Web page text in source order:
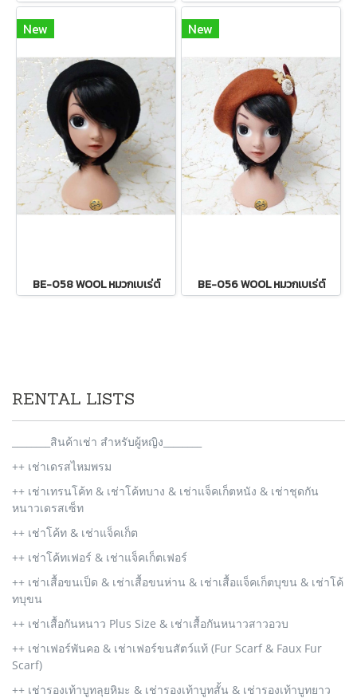
New
BE-058 WOOL หมวกเบเร่ต์
New
BE-056 WOOL หมวกเบเร่ต์
RENTAL LISTS
________สินค้าเช่า สำหรับผู้หญิง________
++ เช่าเดรสไหมพรม
++ เช่าเทรนโค้ท & เช่าโค้ทบาง & เช่าแจ็คเก็ตหนัง & เช่าชุดกัน
หนาวเดรสเซ็ท
++ เช่าโค้ท & เช่าแจ็คเก็ต
++ เช่าโค้ทเฟอร์ & เช่าแจ็คเก็ตเฟอร์
++ เช่าเสื้อขนเป็ด & เช่าเสื้อขนห่าน & เช่าเสื้อแจ็คเก็ตบุขน & เช่าโค้
ทบุขน
++ เช่าเสื้อกันหนาว Plus Size & เช่าเสื้อกันหนาวสาวอวบ
++ เช่าเฟอร์พันคอ & เช่าเฟอร์ขนสัตว์แท้ (Fur Scarf & Faux Fur
Scarf)
++ เช่ารองเท้าบูทลุยหิมะ & เช่ารองเท้าบูทสั้น & เช่ารองเท้าบูทยาว